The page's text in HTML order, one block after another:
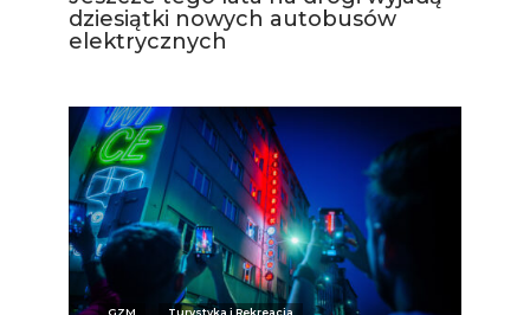
dziesiątki nowych autobusów
elektrycznych